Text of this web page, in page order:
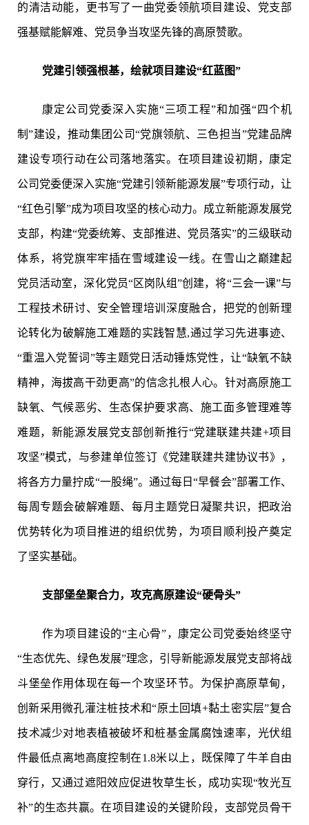
的清洁动能，更书写了一曲党委领航项目建设、党支部
强基赋能解难、党员争当攻坚先锋的高原赞歌。
党建引领强根基，绘就项目建设“红蓝图”
康定公司党委深入实施“三项工程”和加强“四个机
制”建设，推动集团公司“党旗领航、三色担当”党建品牌
建设专项行动在公司落地落实。在项目建设初期，康定
公司党委便深入实施“党建引领新能源发展”专项行动，让
“红色引擎”成为项目攻坚的核心动力。成立新能源发展党
支部，构建“党委统筹、支部推进、党员落实”的三级联动
体系，将党旗牢牢插在雪域建设一线。在雪山之巅建起
党员活动室，深化党员“区岗队组”创建，将“三会一课”与
工程技术研讨、安全管理培训深度融合，把党的创新理
论转化为破解施工难题的实践智慧,通过学习先进事迹、
“重温入党誓词”等主题党日活动锤炼党性，让“缺氧不缺
精神，海拔高干劲更高”的信念扎根人心。针对高原施工
缺氧、气候恶劣、生态保护要求高、施工面多管理难等
难题，新能源发展党支部创新推行“党建联建共建+项目
攻坚”模式，与参建单位签订《党建联建共建协议书》，
将各方力量拧成“一股绳”。通过每日“早餐会”部署工作、
每周专题会破解难题、每月主题党日凝聚共识，把政治
优势转化为项目推进的组织优势，为项目顺利投产奠定
了坚实基础。
支部堡垒聚合力，攻克高原建设“硬骨头”
作为项目建设的“主心骨”，康定公司党委始终坚守
“生态优先、绿色发展”理念，引导新能源发展党支部将战
斗堡垒作用体现在每一个攻坚环节。为保护高原草甸，
创新采用微孔灌注桩技术和“原土回填+黏土密实层”复合
技术减少对地表植被破坏和桩基金属腐蚀速率，光伏组
件最低点离地高度控制在1.8米以上，既保障了牛羊自由
穿行，又通过遮阳效应促进牧草生长，成功实现“牧光互
补”的生态共赢。在项目建设的关键阶段，支部党员骨干